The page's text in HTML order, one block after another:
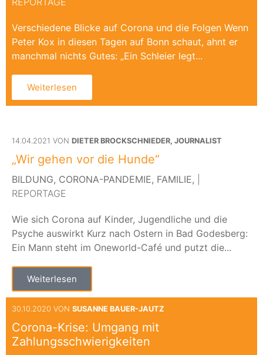
Verschiedene Blicke auf Corona und die Folgen Wenn
Peter Kox in diesen Tagen auf Bonn schaut, ahnt er
manchmal nichts Gutes: „Ein Schleier legt...
Weiterlesen
14.04.2021 VON DIETER BROCKSCHNIEDER, JOURNALIST
„Wir gehen vor die Hunde“
BILDUNG, CORONA-PANDEMIE, FAMILIE,
REPORTAGE
Wie sich Corona auf Kinder, Jugendliche und die
Psyche auswirkt Kurz nach Ostern in Bad Godesberg:
Ein Mann steht im Oneworld-Café und putzt die...
Weiterlesen
30.10.2020 VON SUSANNE BAUER-JAUTZ
Corona-Krise: Umgang mit
Zahlungsschwierigkeiten